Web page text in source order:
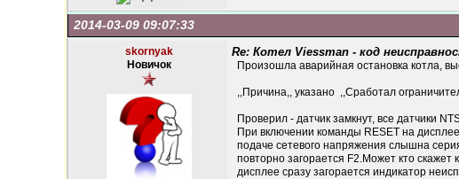
2014-03-09 09:07:33
skornyak
Новичок
Re: Котел Viessman - код
Произошла аварийная остановка котла,
,,Причина,, указано ,,Сработал
Проверил - датчик замкнут, все датчики
При включении команды RESET на
подаче сетевого напряжения слышна
повторно загорается F2.Может кто скажет
дисплее сразу загорается индикатор